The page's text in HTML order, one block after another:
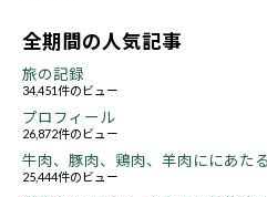
全期間の人気記事
旅の記録
34,451件のビュー
プロフィール
26,872件のビュー
牛肉、豚肉、鶏肉、羊肉ににあた
25,444件のビュー